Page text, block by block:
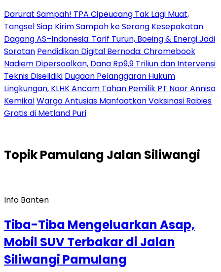
Darurat Sampah! TPA Cipeucang Tak Lagi Muat,
Tangsel Siap Kirim Sampah ke Serang Kesepakatan
Dagang AS–Indonesia: Tarif Turun, Boeing & Energi Jadi
Sorotan Pendidikan Digital Bernoda: Chromebook
Nadiem Dipersoalkan, Dana Rp9,9 Triliun dan Intervensi
Teknis Diselidiki Dugaan Pelanggaran Hukum
Lingkungan, KLHK Ancam Tahan Pemilik PT Noor Annisa
KemikalWarga Antusias Manfaatkan Vaksinasi Rabies
Gratis di Metland Puri
TopikPamulang Jalan Siliwangi
Info Banten
Tiba-Tiba Mengeluarkan Asap,
Mobil SUV Terbakar di Jalan
Siliwangi Pamulang